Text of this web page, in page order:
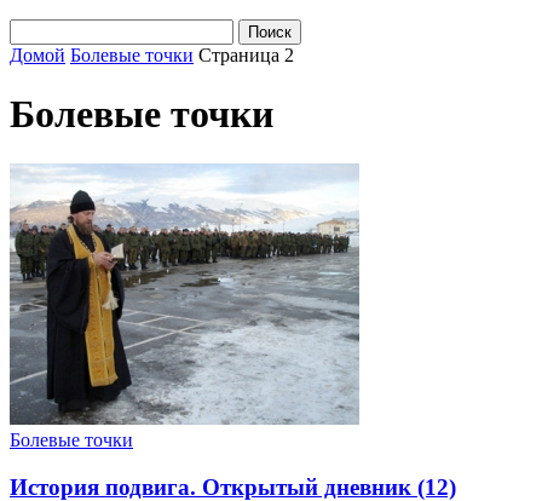
Домой Болевые точки Страница 2
Болевые точки
Болевые точки
История подвига. Открытый дневник (12)